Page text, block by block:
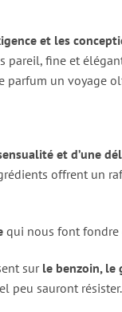
et les
pareil, fine et
parfum un voyage
et d’une
offrent un
qui nous font
sur le benzoin, le
peu sauront résister.